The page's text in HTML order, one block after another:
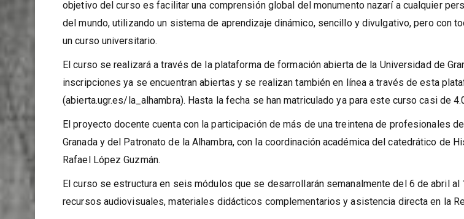
objetivo del curso es facilitar una comprensión global del monumento nazarí a cualquier
del mundo, utilizando un sistema de aprendizaje dinámico, sencillo y divulgativo, pero con
un curso universitario.
El curso se realizará a través de la plataforma de formación abierta de la Universidad de
inscripciones ya se encuentran abiertas y se realizan también en línea a través de esta
(abierta.ugr.es/la_alhambra). Hasta la fecha se han matriculado ya para este curso casi de
El proyecto docente cuenta con la participación de más de una treintena de profesionales
Granada y del Patronato de la Alhambra, con la coordinación académica del catedrático de
Rafael López Guzmán.
El curso se estructura en seis módulos que se desarrollarán semanalmente del 6 de abril al
recursos audiovisuales, materiales didácticos complementarios y asistencia directa en la